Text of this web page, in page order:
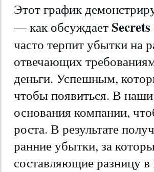
Этот график
— как обсуждает
часто терпит убытки на
отвечающих
деньги. Успешным,
чтобы появиться. В
основания компании,
роста. В результате
ранние убытки, за
составляющие разницу